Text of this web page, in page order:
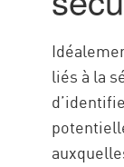
liés à la